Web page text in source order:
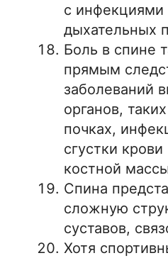
с инфекциями
дыхательных
Боль в спине
прямым
заболеваний
органов,
почках,
сгустки
костной
Спина
сложную
суставов,
Хотя